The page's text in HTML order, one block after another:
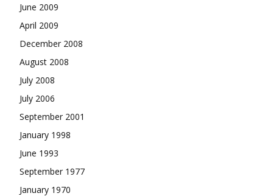
June 2009
April 2009
December 2008
August 2008
July 2008
July 2006
September 2001
January 1998
June 1993
September 1977
January 1970